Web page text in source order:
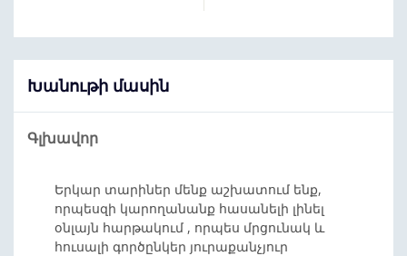
Խանութի մասին
Գլխավոր
Երկար տարիներ մենք աշխատում ենք,
որպեսզի կարողանանք հասանելի լինել
օնլայն հարթակում , որպես մրցունակ և
հուսալի գործընկեր յուրաքանչյուր